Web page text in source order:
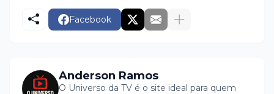
Facebook
Anderson Ramos
O Universo da TV é o site ideal para quem